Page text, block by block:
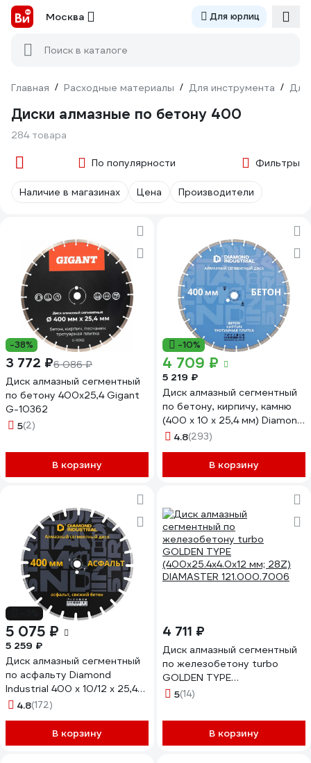
Москва Для юрлиц
Поиск в каталоге
Главная / Расходные материалы / Для инструмента / Для
Диски алмазные по бетону 400
284 товара
По популярности Фильтры
Наличие в магазинах Цена Производители
-38%
3 772 ₽6 086 ₽
Диск алмазный сегментный
по бетону 400x25,4 Gigant
G-10362
5(2)
В корзину
-10%
4 709 ₽
5 219 ₽
Диск алмазный сегментный
по бетону, кирпичу, камню
(400 х 10 х 25,4 мм) Diamond
Industrial DIDC400
4.8(293)
В корзину
5 075 ₽
5 259 ₽
Диск алмазный сегментный
по асфальту Diamond
Industrial 400 x 10/12 х 25,4
мм HOT PRESS пайка
4.8(172)
В корзину
4 711 ₽
Диск алмазный сегментный
по железобетону turbo
GOLDEN TYPE
(400х25.4х4.0х12 мм; 28Z)
5(14)
В корзину